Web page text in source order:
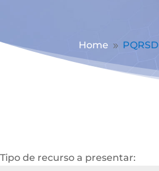
Home 9 PQRSD
Tipo de recurso a presentar: